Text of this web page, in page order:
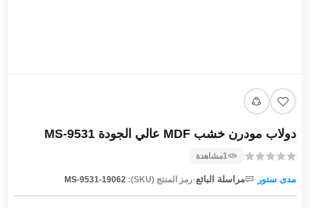
دولاب مودرن خشب MDF عالي الجودة MS-9531
1مشاهدة
مدى ستور · مراسلة البائع·رمز المنتج (SKU): MS-9531-19062